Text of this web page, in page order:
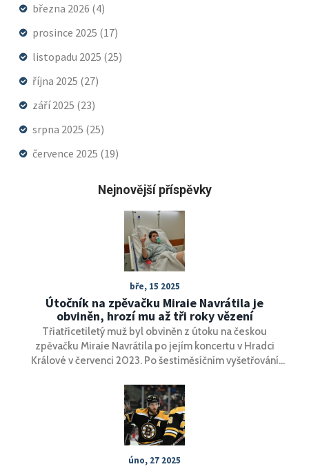
března 2026 (4)
prosince 2025 (17)
listopadu 2025 (25)
října 2025 (27)
září 2025 (23)
srpna 2025 (25)
července 2025 (19)
Nejnovější příspěvky
bře, 15 2025
Útočník na zpěvačku Miraie Navrátila je
obviněn, hrozí mu až tři roky vězení
Třiatřicetiletý muž byl obviněn z útoku na českou
zpěvačku Miraie Navrátila po jejím koncertu v Hradci
Králové v červenci 2023. Po šestiměsíčním vyšetřování
roky vězení, pokud bude uznán vinným.
úno, 27 2025